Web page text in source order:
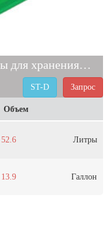
Штабелируемые контейнеры для хранения ST-D
Запрос
ST-D
Объем
52.6 Литры
13.9 Галлон